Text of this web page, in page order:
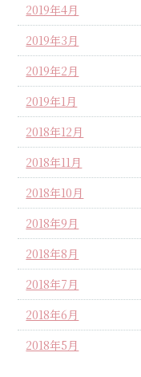
2019年4月
2019年3月
2019年2月
2019年1月
2018年12月
2018年11月
2018年10月
2018年9月
2018年8月
2018年7月
2018年6月
2018年5月